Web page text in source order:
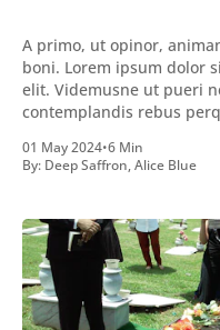
A primo, ut opinor,
boni. Lorem ipsum dolor
elit. Videmusne ut pueri
contemplandis rebus
inveniri verbum potest
quod Graece, quam
01 May 2024•6 Min
By: Deep Saffron,Alice Blue